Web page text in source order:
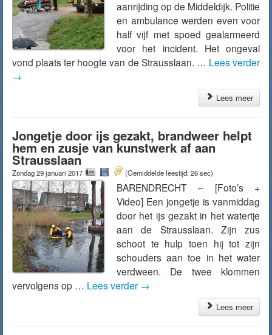
aanrijding op de Middeldijk. Politie
en ambulance werden even voor
half vijf met spoed gealarmeerd
voor het incident. Het ongeval
vond plaats ter hoogte van de Strausslaan. … Lees verder
→
Lees meer
Jongetje door ijs gezakt, brandweer helpt
hem en zusje van kunstwerk af aan
Strausslaan
Zondag 29 januari 2017 (Gemiddelde leestijd: 26 sec)
BARENDRECHT – [Foto’s +
Video] Een jongetje is vanmiddag
door het ijs gezakt in het watertje
aan de Strausslaan. Zijn zus
schoot te hulp toen hij tot zijn
schouders aan toe in het water
verdween. De twee klommen
vervolgens op … Lees verder →
Lees meer